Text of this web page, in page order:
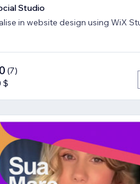
Studio
in website design using WiX
(7)
$